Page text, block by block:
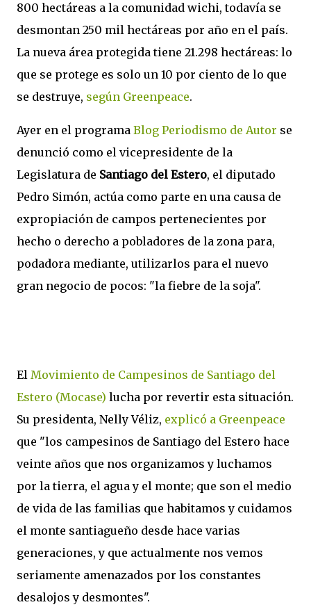
800 hectáreas a la comunidad wichi, todavía se
desmontan 250 mil hectáreas por año en el país.
La nueva área protegida tiene 21.298 hectáreas: lo
que se protege es solo un 10 por ciento de lo que
se destruye, según Greenpeace.
Ayer en el programa Blog Periodismo de Autor se
denunció como el vicepresidente de la
Legislatura de Santiago del Estero, el diputado
Pedro Simón, actúa como parte en una causa de
expropiación de campos pertenecientes por
hecho o derecho a pobladores de la zona para,
podadora mediante, utilizarlos para el nuevo
gran negocio de pocos: "la fiebre de la soja".
El Movimiento de Campesinos de Santiago del
Estero (Mocase) lucha por revertir esta situación.
Su presidenta, Nelly Véliz, explicó a Greenpeace
que "los campesinos de Santiago del Estero hace
veinte años que nos organizamos y luchamos
por la tierra, el agua y el monte; que son el medio
de vida de las familias que habitamos y cuidamos
el monte santiagueño desde hace varias
generaciones, y que actualmente nos vemos
seriamente amenazados por los constantes
desalojos y desmontes".